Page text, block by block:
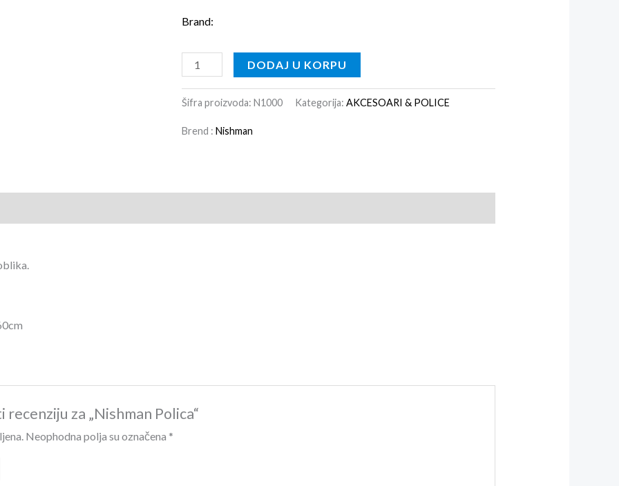
Brand:
DODAJ U KORPU
Šifra proizvoda:N1000 Kategorija:AKCESOARI & POLICE
Brend :Nishman
za „Nishman Polica“
Neophodna polja su označena *